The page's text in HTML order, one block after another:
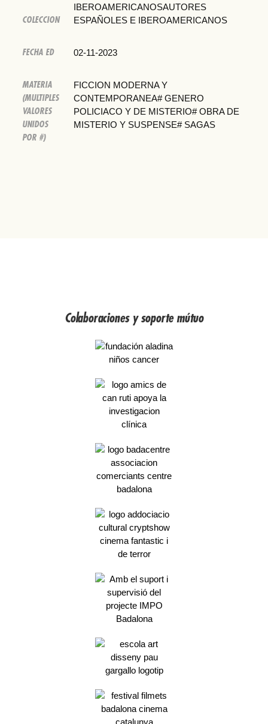
COLECCION
IBEROAMERICANOSAUTORES
ESPAÑOLES E IBEROAMERICANOS
FECHA ED 02-11-2023
MATERIA
(MULTIPLES
VALORES
UNIDOS
POR #)
FICCION MODERNA Y
CONTEMPORANEA# GENERO
POLICIACO Y DE MISTERIO# OBRA DE
MISTERIO Y SUSPENSE# SAGAS
Colaboraciones y soporte mútuo